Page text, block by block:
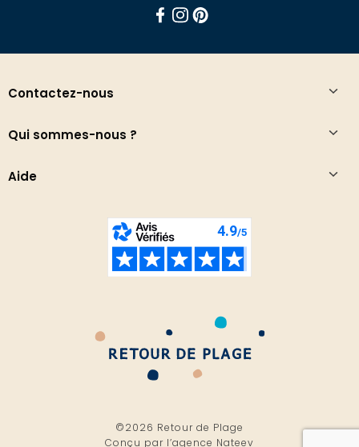
Contactez-nous
Qui sommes-nous ?
Aide
©2026 Retour de Plage
Conçu par l’agence Nateev